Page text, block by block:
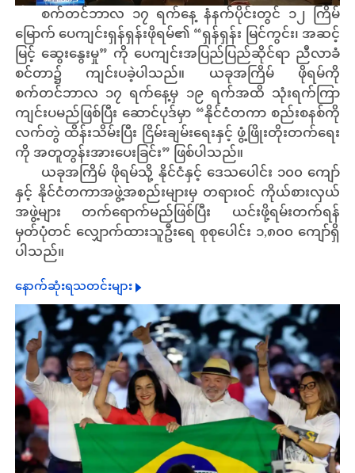
စက်တင်ဘာလ ၁၇ ရက်နေ့ နံနက်ပိုင်းတွင် ၁၂ ကြိမ်
မြောက် ပေကျင်းရှန်ရှန်းဖိုရမ်၏ “ရှန်ရှန်း မြင်ကွင်း၊ အဆင့်
မြင့် ဆွေးနွေးမှု” ကို ပေကျင်းအပြည်ပြည်ဆိုင်ရာ ညီလာခံ
စင်တာ၌ ကျင်းပခဲ့ပါသည်။ ယခုအကြိမ် ဖိုရမ်ကို
စက်တင်ဘာလ ၁၇ ရက်နေ့မှ ၁၉ ရက်အထိ သုံးရက်ကြာ
ကျင်းပမည်ဖြစ်ပြီး ဆောင်ပုဒ်မှာ “နိုင်ငံတကာ စည်းစနစ်ကို
လက်တွဲ ထိန်းသိမ်းပြီး ငြိမ်းချမ်းရေးနှင့် ဖွံ့ဖြိုးတိုးတက်ရေး
ကို အတူတွန်းအားပေးခြင်း” ဖြစ်ပါသည်။
ယခုအကြိမ် ဖိုရမ်သို့ နိုင်ငံနှင့် ဒေသပေါင်း ၁၀၀ ကျော်
နှင့် နိုင်ငံတကာအဖွဲ့အစည်းများမှ တရားဝင် ကိုယ်စားလှယ်
အဖွဲ့များ တက်ရောက်မည်ဖြစ်ပြီး ယင်းဖို့ရမ်းတက်ရန်
မှတ်ပုံတင် လျှောက်ထားသူဦးရေ စုစုပေါင်း ၁,၈၀၀ ကျော်ရှိ
ပါသည်။
နောက်ဆုံးရသတင်းများ